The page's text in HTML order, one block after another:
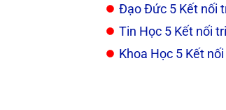
Đạo Đức 5 Kết nối
Tin Học 5 Kết nối
Khoa Học 5 Kết